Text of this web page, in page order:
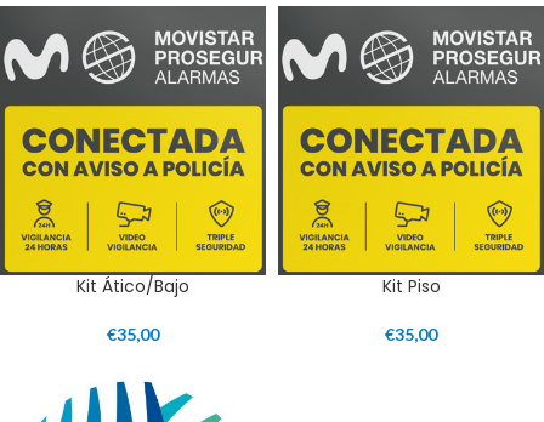
Kit Ático/Bajo
€35,00
Kit Piso
€35,00